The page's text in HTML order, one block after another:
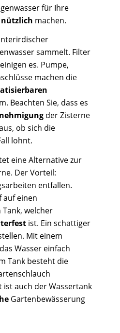
für Ihre
nützlich machen.
sammelt. Filter
es. Pumpe,
machen die
Beachten Sie, dass es
der Zisterne
ob sich die
lohnt.
eine Alternative zur
Der Vorteil:
entfallen.
auf einen
welcher
ist. Ein schattiger
Mit einem
Wasser einfach
Tank besteht die
ist auch der Wassertank
Gartenbewässerung